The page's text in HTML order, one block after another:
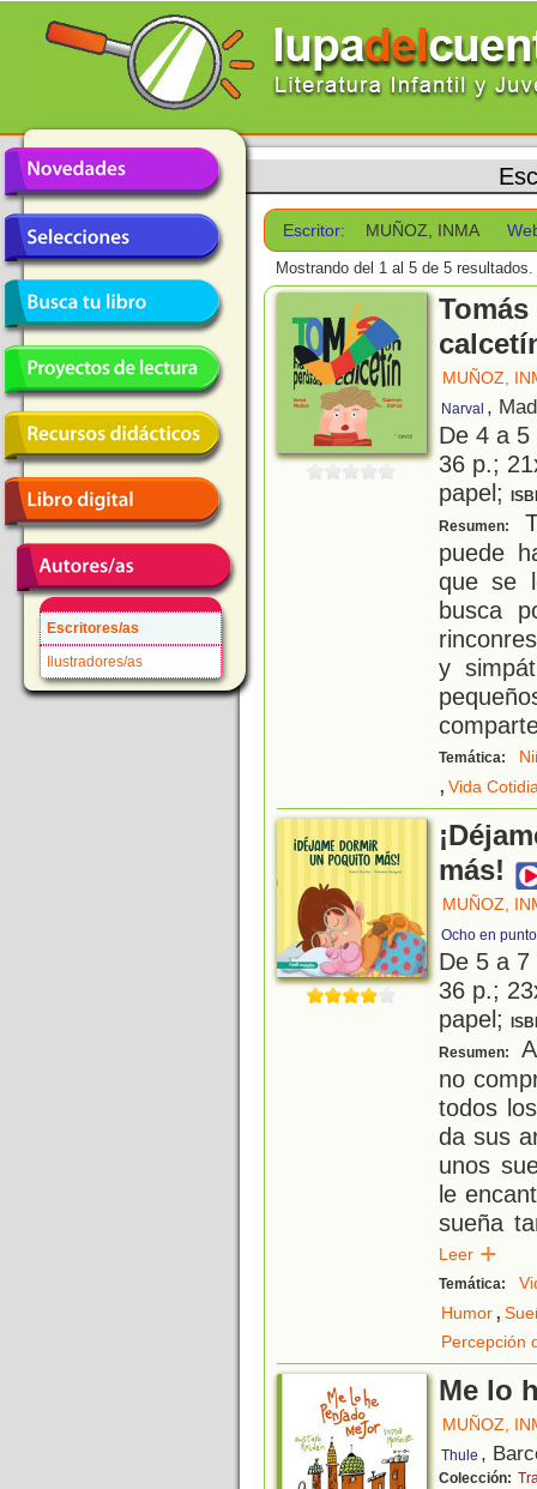
Escritores/as
Ilustradores/as
Escritor: MUÑOZ, INMA
Mostrando del 1 al 5 de 5 resultados.
MUÑOZ,
Narval ,
De 4 a
36 p.;
papel;
Resumen:
puede
que se
busca
y
Temática:
, Vida
más!
MUÑOZ,
Ocho en punto
De 5 a
36 p.;
papel;
Resumen:
no
todos
da sus
unos
le
sueña
Leer
Temática:
Humor,
Percepción
Me lo
MUÑOZ,
Thule ,
Colección: